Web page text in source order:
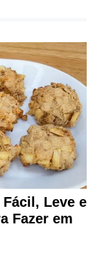
Leve e
Fazer em